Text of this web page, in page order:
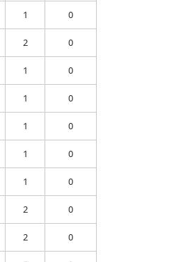
1 0
2 0
1 0
1 0
1 0
1 0
1 0
2 0
2 0